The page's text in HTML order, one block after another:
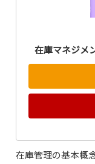
在庫マネジメ
在庫管理の基本概